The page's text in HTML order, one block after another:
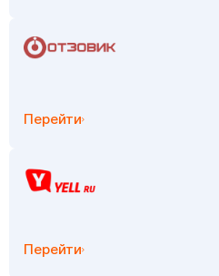
Перейти
Перейти